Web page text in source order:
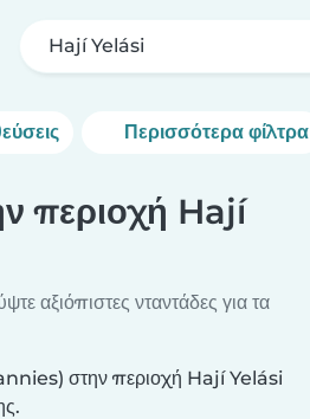
Hají Yelási
Περισσότερα φίλτρα
περιοχή Hají
αξιόπιστες νταντάδες για τα
στην περιοχή Hají Yelási